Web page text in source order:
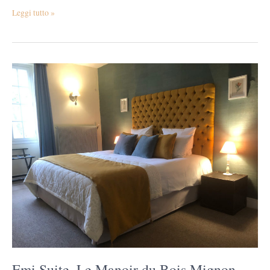
Leggi tutto »
Emi
Suite,
Le
du
Bois
Mignon